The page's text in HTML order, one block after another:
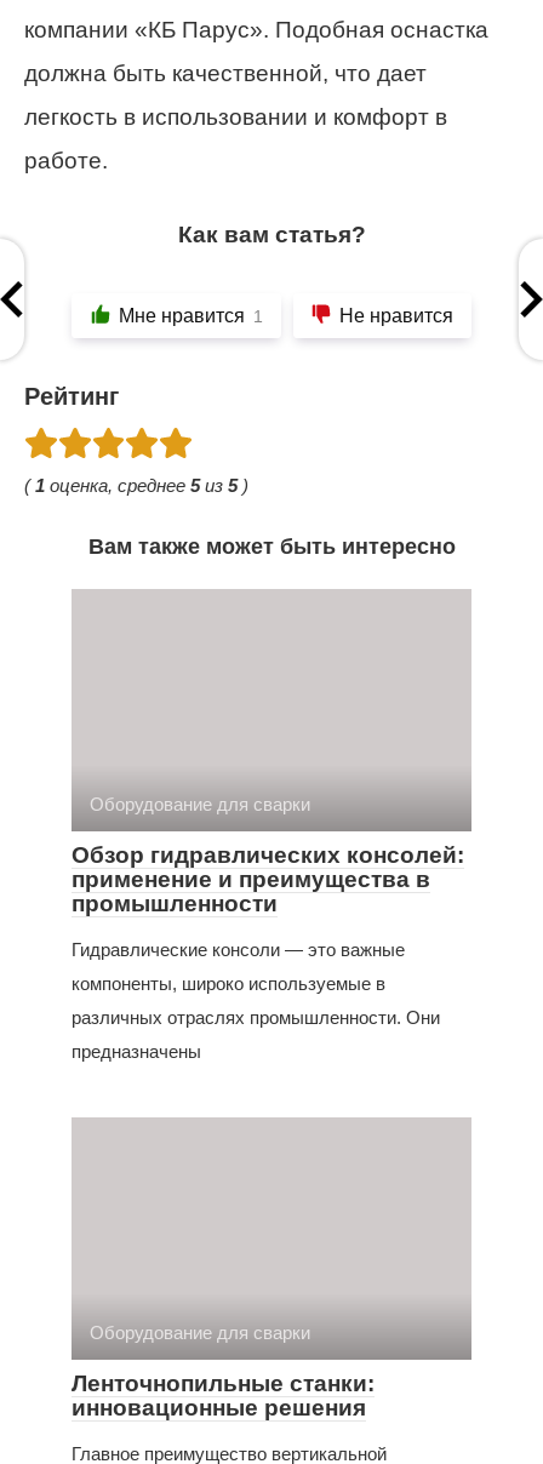
компании «КБ Парус». Подобная оснастка
должна быть качественной, что дает
легкость в использовании и комфорт в
работе.
Как вам статья?
Мне нравится 1 Не нравится
Рейтинг
(1 оценка, среднее 5из 5)
Вам также может быть интересно
Оборудование для сварки
Обзор гидравлических консолей:
применение и преимущества в
промышленности
Гидравлические консоли — это важные
компоненты, широко используемые в
различных отраслях промышленности. Они
предназначены
Оборудование для сварки
Ленточнопильные станки:
инновационные решения
Главное преимущество вертикальной